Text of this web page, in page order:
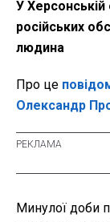
У Херсонській
російських
людина
Про це
Олександр
Минулої доби